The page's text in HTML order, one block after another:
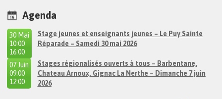
de
l’article
Agenda
Stage jeunes et enseignants jeunes – Le Puy Sainte
Réparade – Samedi 30 mai 2026
30 Mai
10:00
à
16:00
Stages régionalisés ouverts à tous – Barbentane,
Chateau Arnoux, Gignac La Nerthe – Dimanche 7 juin
2026
07 Juin
09:00
à
12:00